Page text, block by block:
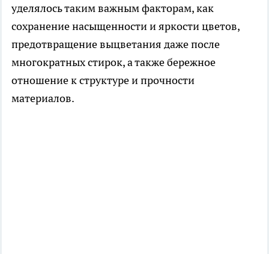
уделялось таким важным факторам, как
сохранение насыщенности и яркости цветов,
предотвращение выцветания даже после
многократных стирок, а также бережное
отношение к структуре и прочности
материалов.